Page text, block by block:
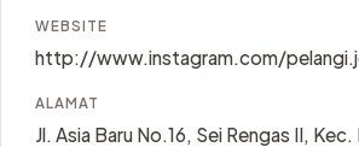
WEBSITE
http://www.instagram.com/
ALAMAT
Jl. Asia Baru No.16, Sei Rengas II,